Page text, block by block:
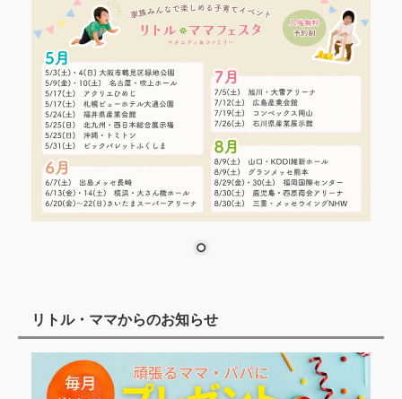
リトル・ママからのお知らせ